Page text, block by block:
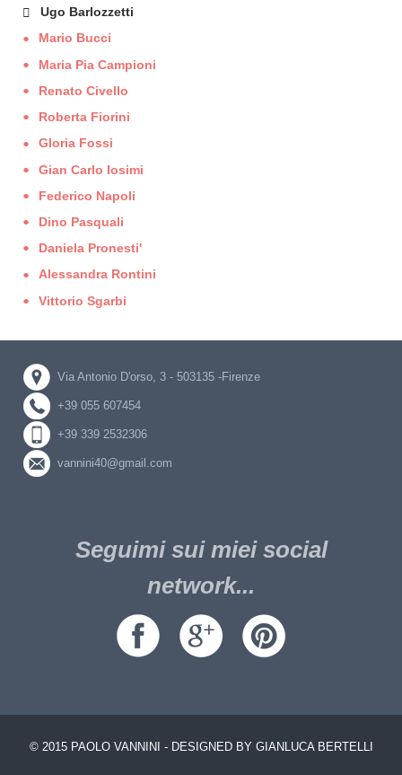
Ugo Barlozzetti
Mario Bucci
Maria Pia Campioni
Renato Civello
Roberta Fiorini
Gloria Fossi
Gian Carlo Iosimi
Federico Napoli
Dino Pasquali
Daniela Pronesti'
Alessandra Rontini
Vittorio Sgarbi
Via Antonio D'orso, 3 - 503135 -Firenze
+39 055 607454
+39 339 2532306
vannini40@gmail.com
Seguimi sui miei social
network...
© 2015 PAOLO VANNINI - DESIGNED BY GIANLUCA BERTELLI